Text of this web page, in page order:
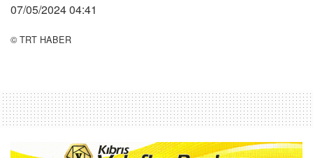
07/05/2024 04:41
© TRT HABER